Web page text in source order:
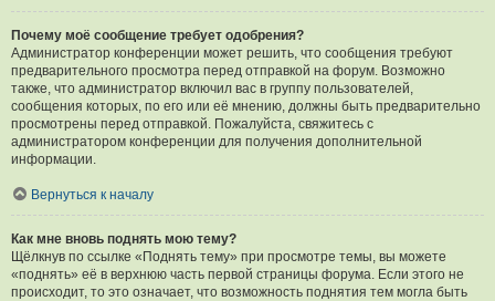
Почему моё сообщение требует одобрения?
Администратор конференции может решить, что сообщения требуют
предварительного просмотра перед отправкой на форум. Возможно
также, что администратор включил вас в группу пользователей,
сообщения которых, по его или её мнению, должны быть предварительно
просмотрены перед отправкой. Пожалуйста, свяжитесь с
администратором конференции для получения дополнительной
информации.
Вернуться к началу
Как мне вновь поднять мою тему?
Щёлкнув по ссылке «Поднять тему» при просмотре темы, вы можете
«поднять» её в верхнюю часть первой страницы форума. Если этого не
происходит, то это означает, что возможность поднятия тем могла быть